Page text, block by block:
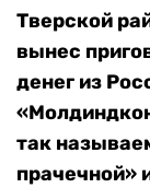
Тверской
вынес
денег из
так
прачечной»